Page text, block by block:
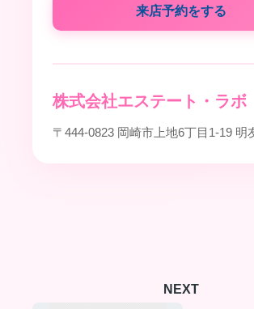
来店予約をする
株式会社エステート・ラボ
〒444-0823 岡崎市上地6丁目1-19 明
NEXT